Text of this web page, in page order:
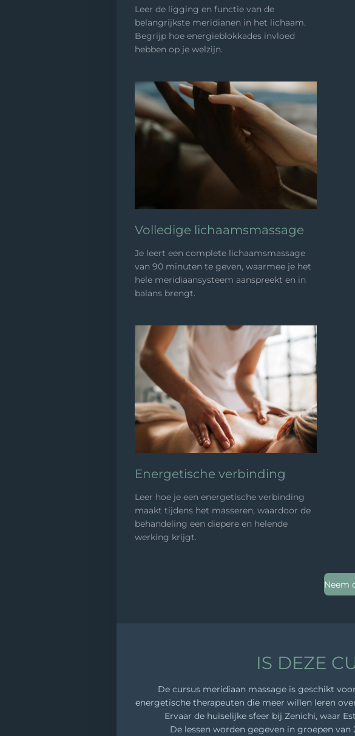
Leer de ligging en functie van de
belangrijkste meridianen in het lichaam.
Begrijp hoe energieblokkades invloed
hebben op je welzijn.
Volledige lichaamsmassage
Je leert een complete lichaamsmassage
van 90 minuten te geven, waarmee je het
hele meridiaansysteem aanspreekt en in
balans brengt.
Energetische verbinding
Leer hoe je een energetische verbinding
maakt tijdens het masseren, waardoor de
behandeling een diepere en helende
werking krijgt.
Neem
IS DEZE
De cursus meridiaan massage is geschikt
energetische therapeuten die meer willen leren
Ervaar de huiselijke sfeer bij Zenichi, waar
De lessen worden gegeven in groepen